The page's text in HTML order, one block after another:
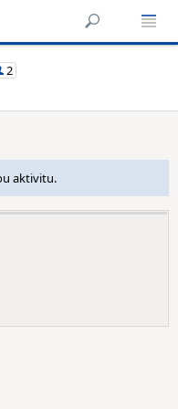
2
aktivitu.